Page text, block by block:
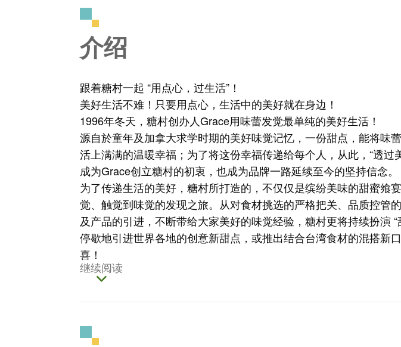
介绍
跟着糖村一起 “用点心，过生活”！
美好生活不难！只要用点心，生活中的美好就在身边！
1996年冬天，糖村创办人Grace用味蕾发觉最单纯的美好生活！
源自於童年及加拿大求学时期的美好味觉记忆，一份甜点，能将味
活上满满的温暖幸福；为了将这份幸福传递给每个人，从此，“透过
成为Grace创立糖村的初衷，也成为品牌一路延续至今的坚持信念。
为了传递生活的美好，糖村所打造的，不仅仅是缤纷美味的甜蜜飨
觉、触觉到味觉的发现之旅。从对食材挑选的严格把关、品质控管
及产品的引进，不断带给大家美好的味觉经验，糖村更将持续扮演
停歇地引进世界各地的创意新甜点，或推出结合台湾食材的混搭新
喜！
继续阅读